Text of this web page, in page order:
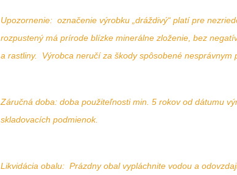
Upozornenie: označenie výrobku „dráždivý“ platí pre
rozpustený má prírode blízke minerálne zloženie, bez
a rastliny. Výrobca neručí za škody spôsobené nesprávnym
Záručná doba: doba použiteľnosti min. 5 rokov od dátumu
skladovacích podmienok.
Likvidácia obalu: Prázdny obal vypláchnite vodou a